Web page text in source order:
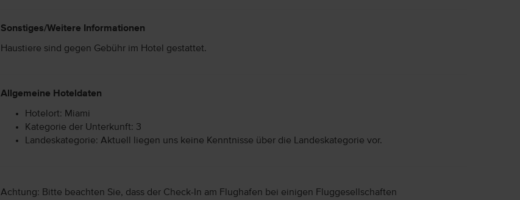
Sonstiges/Weitere Informationen
Haustiere sind gegen Gebühr im Hotel gestattet.
Allgemeine Hoteldaten
Hotelort: Miami
Kategorie der Unterkunft: 3
Landeskategorie: Aktuell liegen uns keine Kenntnisse über die Landeskategorie vor.
Achtung: Bitte beachten Sie, dass der Check-In am Flughafen bei einigen Fluggesellschaften